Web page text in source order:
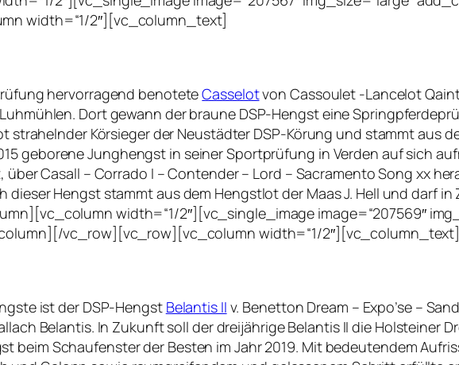
width=“1/2″][vc_column_text]
hervorragend benoteteCasselotvon Cassoulet -Lancelot
Dort gewann der braune DSP-Hengst eine
strahelnder Körsieger der Neustädter DSP-Körung und stammt aus
geborene Junghengst in seiner Sportprüfung in Verden auf sich
über Casall – Corrado I – Contender – Lord – Sacramento Song xx
dieser Hengst stammt aus dem Hengstlot der Maas J. Hell und darf
width=“1/2″][vc_single_image image=“207569″
vc_row][vc_row][vc_column width=“1/2″][vc_column_text]
ist der DSP-Hengst Belantis II v. Benetton Dream – Expo’se –
Belantis. In Zukunft soll der dreijährige Belantis II die Holsteiner
beim Schaufenster der Besten im Jahr 2019. Mit bedeutendem